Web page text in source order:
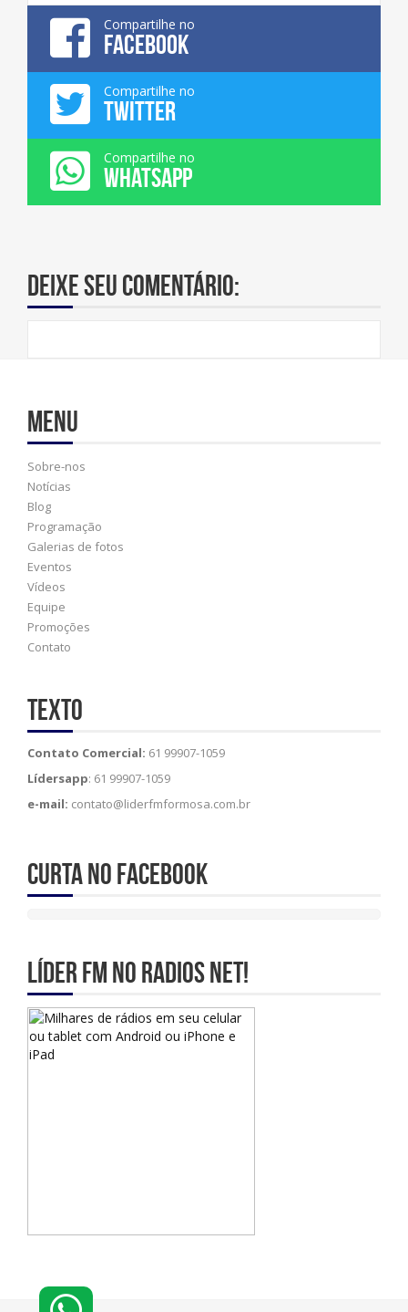
Compartilhe no
FACEBOOK
Compartilhe no
TWITTER
Compartilhe no
WHATSAPP
Deixe seu comentário:
Menu
Sobre-nos
Notícias
Blog
Programação
Galerias de fotos
Eventos
Vídeos
Equipe
Promoções
Contato
Texto
Contato Comercial: 61 99907-1059
Lídersapp: 61 99907-1059
e-mail: contato@liderfmformosa.com.br
Curta no Facebook
Líder Fm no Radios Net!